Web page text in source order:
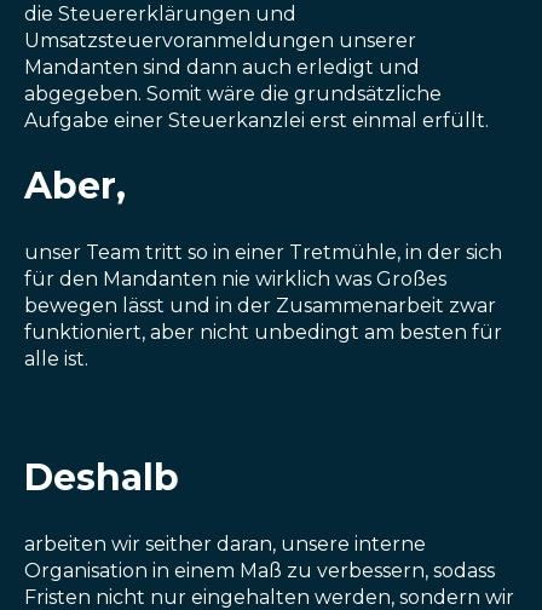
die Steuererklärungen und
Umsatzsteuervoranmeldungen unserer
Mandanten sind dann auch erledigt und
abgegeben. Somit wäre die grundsätzliche
Aufgabe einer Steuerkanzlei erst einmal erfüllt.
Aber,
unser Team tritt so in einer Tretmühle, in der sich
für den Mandanten nie wirklich was Großes
bewegen lässt und in der Zusammenarbeit zwar
funktioniert, aber nicht unbedingt am besten für
alle ist.
Deshalb
arbeiten wir seither daran, unsere interne
Organisation in einem Maß zu verbessern, sodass
Fristen nicht nur eingehalten werden, sondern wir